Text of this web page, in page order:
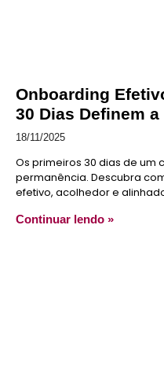
Onboarding
30 Dias Definem
18/11/2025
Os primeiros 30 dias de
permanência. Descubra
efetivo, acolhedor e
Continuar lendo »